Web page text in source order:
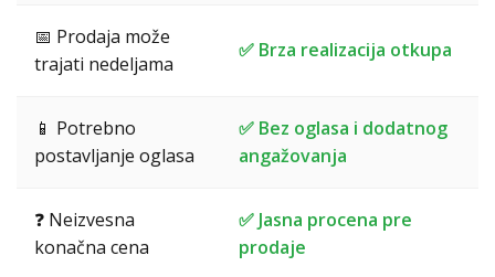
📅 Prodaja može
trajati nedeljama
✅ Brza realizacija otkupa
📱 Potrebno
postavljanje oglasa
✅ Bez oglasa i dodatnog
angažovanja
❓ Neizvesna
konačna cena
✅ Jasna procena pre
prodaje